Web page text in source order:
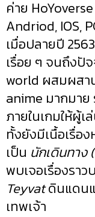
ค่าย
Andriod, IOS,
เมื่อปลายปี
เรื่อย ๆ จนถึงปั
world ผสมผสา
anime มากมาย
ภายในเกมให้ผู้
ทั้งยังมีเนื้อเรื่อ
เป็น นักเดินทาง
พบเจอเรื่องรา
Teyvatดินแดน
เทพเจ้า